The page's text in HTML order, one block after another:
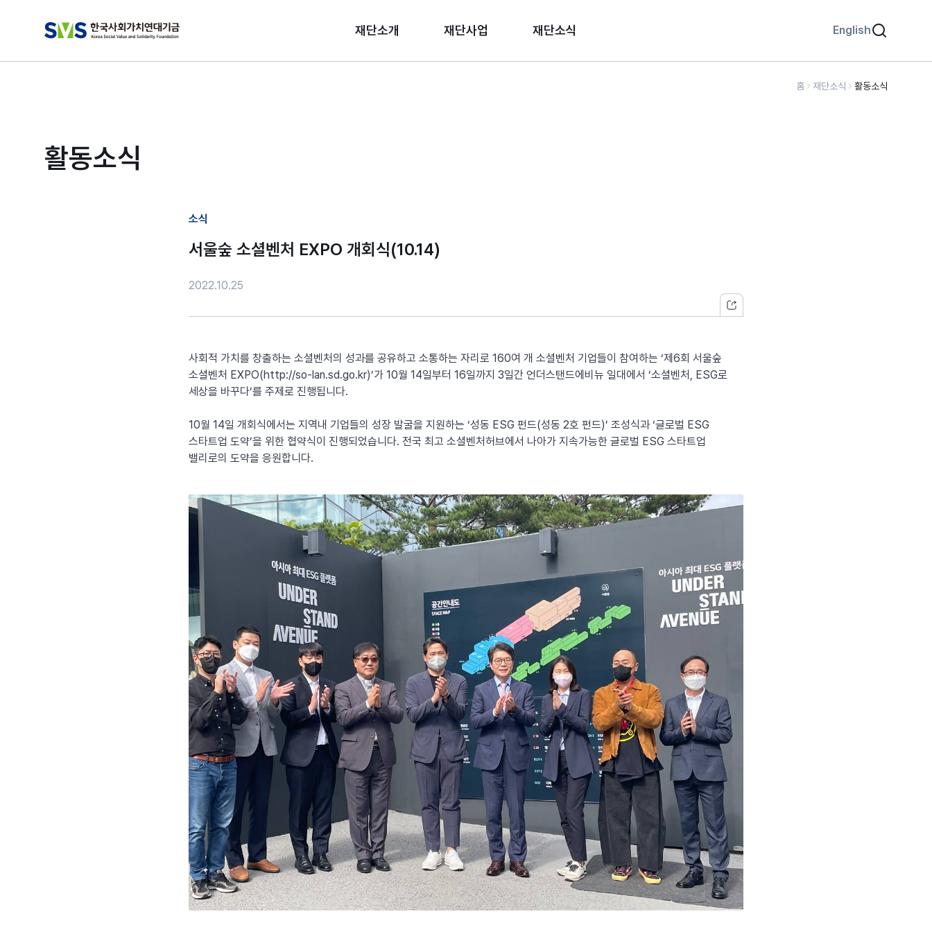
재단소개 재단사업 재단소식 English
홈 재단소식 활동소식
활동소식
소식
서울숲 소셜벤처 EXPO 개회식(10.14)
2022.10.25
사회적 가치를 창출하는 소셜벤처의 성과를 공유하고 소통하는 자리로 160여 개 소셜벤처 기업들이 참여하는 ‘제6회 서울숲
소셜벤처 EXPO(http://so-lan.sd.go.kr)’가 10월 14일부터 16일까지 3일간 언더스탠드에비뉴 일대에서 ‘소셜벤처, ESG로
세상을 바꾸다’를 주제로 진행됩니다.
10월 14일 개회식에서는 지역내 기업들의 성장 발굴을 지원하는 ‘성동 ESG 펀드(성동 2호 펀드)’ 조성식과 ‘글로벌 ESG
스타트업 도약’을 위한 협약식이 진행되었습니다. 전국 최고 소셜벤처허브에서 나아가 지속가능한 글로벌 ESG 스타트업
밸리로의 도약을 응원합니다.